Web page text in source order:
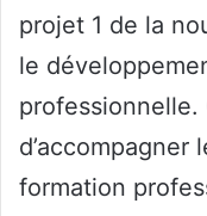
projet 1 de la
le
d’accompagner
formation